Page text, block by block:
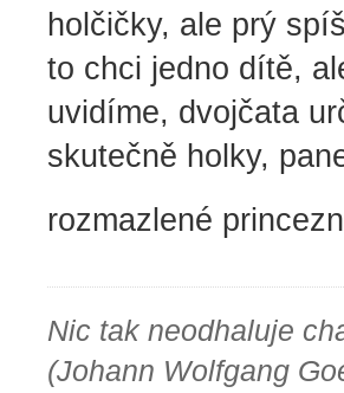
holčičky, ale prý
to chci jedno dítě,
uvidíme, dvojčata
skutečně holky,
rozmazlené
Nic tak neodhaluje
(Johann Wolfgang